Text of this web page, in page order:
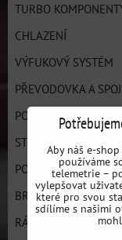
TURBO
CHLAZENÍ
VÝFUKOVÝ SYSTÉM
PŘEVODOVKA A
PODVOZEK
STRONGFLEX
POLYURETANOVÉ
BRZDY
RÁMY A BASH-BARY
Aby náš e-
používáme
telemetrie –
vylepšovat
které pro svou
sdílíme s našimi